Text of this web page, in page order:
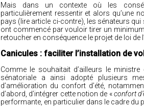
Mais dans un contexte où les
particulièrement ressentir et alors qu’une
pays (lire article ci-contre), les sénateurs
ont commencé par vouloir tirer un
retoucher en conséquence le projet de loi de
Canicules : faciliter l’installation de
Comme le souhaitait d’ailleurs le
sénatoriale a ainsi adopté plusieurs
d’amélioration du confort d’été,
d’abord, d’intégrer cette notion de «confort
performante, en particulier dans le cadre du